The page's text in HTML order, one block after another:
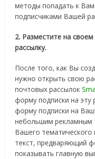
методы попадать к
подписчиками Вашей
2. Разместите на
рассылку.
После того, как Вы
нужно открыть свою
почтовых рассылок
форму подписки на эту
форму подписки на
небольшим рекламным
Вашего
текст, предваряющий
показывать главную